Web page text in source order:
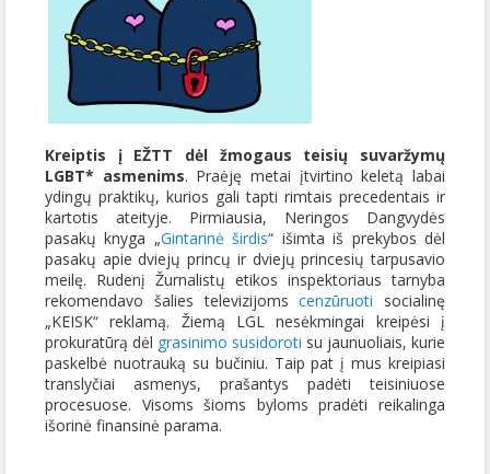
Kreiptis į EŽTT dėl žmogaus teisių suvaržymų
LGBT* asmenims. Praėję metai įtvirtino keletą labai
ydingų praktikų, kurios gali tapti rimtais precedentais ir
kartotis ateityje. Pirmiausia, Neringos Dangvydės
pasakų knyga „Gintarinė širdis“ išimta iš prekybos dėl
pasakų apie dviejų princų ir dviejų princesių tarpusavio
meilę. Rudenį Žurnalistų etikos inspektoriaus tarnyba
rekomendavo šalies televizijomscenzūruoti socialinę
„KEISK“ reklamą. Žiemą LGL nesėkmingai kreipėsi į
prokuratūrą dėl grasinimo susidoroti su jaunuoliais, kurie
paskelbė nuotrauką su bučiniu. Taip pat į mus kreipiasi
translyčiai asmenys, prašantys padėti teisiniuose
procesuose. Visoms šioms byloms pradėti reikalinga
išorinė finansinė parama.